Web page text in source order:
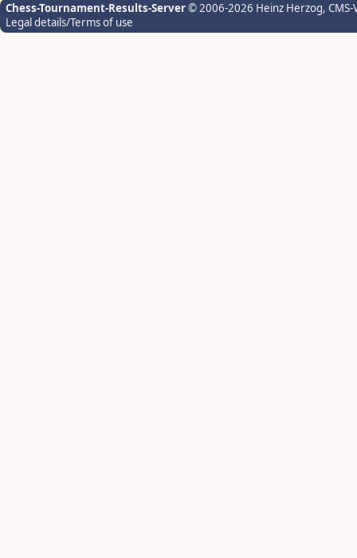
Chess-Tournament-Results-Server© 2006-2026 Heinz Herzog,
Legal details/Terms of use